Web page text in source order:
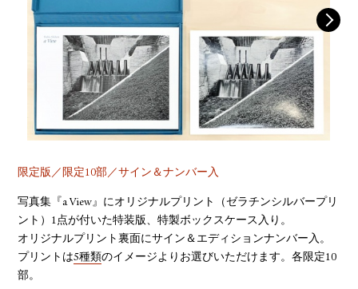
限定版／限定10部／サイン＆ナンバー入
写真集『a View』にオリジナルプリント（ゼラチンシルバープリ
ント）1点が付いた特装版、特製ボックスケース入り。
オリジナルプリント裏面にサイン＆エディションナンバー入。
プリントは5種類のイメージよりお選びいただけます。各限定10
部。
TWITTER
FACEBOOK
YOUTUBE